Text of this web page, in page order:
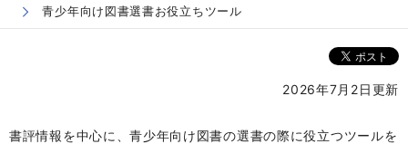
青少年向け図書選書お役立ちツール
2026年7月2日更新
書評情報を中心に、青少年向け図書の選書の際に役立つツールを